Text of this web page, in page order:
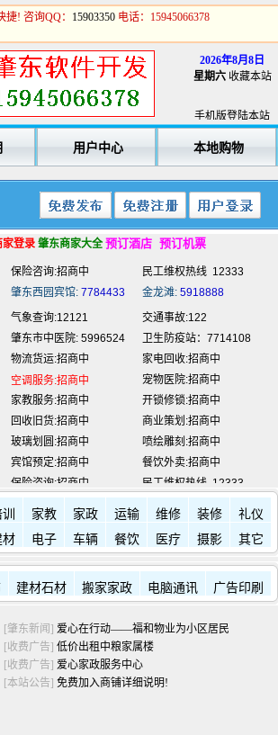
! 咨询QQ： 15903350 电话：15945066378
2026年8月8日
星期六 收藏本站
手机版登陆本站
用户中心 本地购物
登录 肇东商家大全 预订酒店 预订机票
气象查询:12121
交通事故:122
肇东市中医院: 5996524
物流货运:招商中
家电回收:招商中
空调服务:招商中
宠物医院:招商中
回收旧货:招商中
商业策划:招商中
玻璃划圆:招商中
喷绘雕刻:招商中
宾馆预定:招商中
餐饮外卖:招商中
保险咨询:招商中 民工维权热线
肇东西园宾馆: 7784433 金龙滩:
5918888
气象查询:12121
交通事故:122
肇东市中医院: 5996524
卫生防疫站：7714108
物流货运:招商中
家电回收:招商中
空调服务:招商中
宠物医院:招商中
开锁修锁:招商中
回收旧货:招商中
商业策划:招商中
玻璃划圆:招商中
喷绘雕刻:招商中
宾馆预定:招商中
餐饮外卖:招商中
保险咨询:招商中 民工维权热线
12333
肇东西园宾馆: 7784433 金龙滩: 5918888
家教 家政 运输 维修 装修
礼仪
材 电子 车辆 餐饮 医疗 摄影 其它
建材石材 搬家家政 电脑通讯
广告印刷
[肇东新闻] 爱心在行动——福和物业为小区居民发放蔬菜包
[收费广告] 低价出租中粮家属楼
[收费广告] 爱心家政服务中心
[本站公告] 免费加入商铺详细说明!